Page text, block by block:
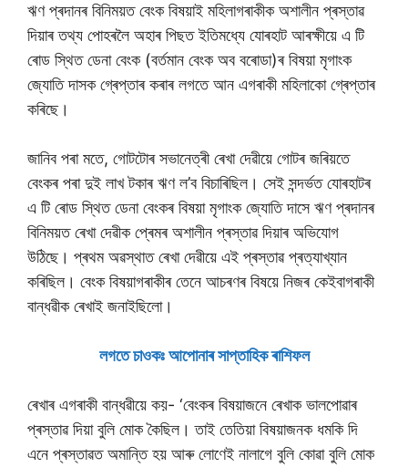
ঋণ প্ৰদানৰ বিনিময়ত বেংক বিষয়াই মহিলাগৰাকীক অশালীন প্ৰস্তাৱ
দিয়াৰ তথ্য পোহৰলৈ অহাৰ পিছত ইতিমধ্যে যোৰহাট আৰক্ষীয়ে এ টি
ৰোড স্থিত ডেনা বেংক (বৰ্তমান বেংক অব বৰোডা)ৰ বিষয়া মৃগাংক
জ্যোতি দাসক গ্ৰেপ্তাৰ কৰাৰ লগতে আন এগৰাকী মহিলাকো গ্ৰেপ্তাৰ
কৰিছে।
জানিব পৰা মতে, গোটটোৰ সভানেত্ৰী ৰেখা দেৱীয়ে গোটৰ জৰিয়তে
বেংকৰ পৰা দুই লাখ টকাৰ ঋণ ল’ব বিচাৰিছিল। সেই সন্দৰ্ভত যোৰহাটৰ
এ টি ৰোড স্থিত ডেনা বেংকৰ বিষয়া মৃগাংক জ্যোতি দাসে ঋণ প্ৰদানৰ
বিনিময়ত ৰেখা দেৱীক প্ৰেমৰ অশালীন প্ৰস্তাৱ দিয়াৰ অভিযোগ
উঠিছে। প্ৰথম অৱস্থাত ৰেখা দেৱীয়ে এই প্ৰস্তাৱ প্ৰত্যাখ্যান
কৰিছিল। বেংক বিষয়াগৰাকীৰ তেনে আচৰণৰ বিষয়ে নিজৰ কেইবাগৰাকী
বান্ধৱীক ৰেখাই জনাইছিলো।
লগতে চাওকঃ আপােনাৰ সাপ্তাহিক ৰাশিফল
ৰেখাৰ এগৰাকী বান্ধৱীয়ে কয়- ‘বেংকৰ বিষয়াজনে ৰেখাক ভালপোৱাৰ
প্ৰস্তাৱ দিয়া বুলি মোক কৈছিল। তাই তেতিয়া বিষয়াজনক ধমকি দি
এনে প্ৰস্তাৱত অমান্তি হয় আৰু লোণেই নালাগে বুলি কোৱা বুলি মোক